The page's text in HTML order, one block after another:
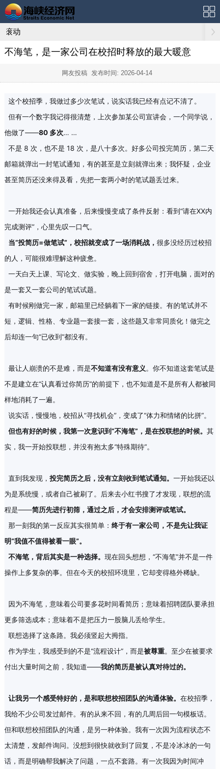
滚动
不海笔，是一家公司在校招时释放的最大暖意
网友投稿 发布时间: 2026-04-14
这个校招季，我做过多少次笔试，说实话我已经有点记不清了。
但有一个数字我记得很清楚，上次参加某公司宣讲会，一个同学说，
他做了——80 多次… …
不是 8 次，也不是 18 次，是八十多次。好多公司投完简历，第二天
邮箱就弹出一封笔试通知，有的甚至是立刻就弹出来；我怀疑，企业
甚至简历还没来得及看，先把一套两小时的笔试题丢过来。
一开始我还会认真准备，后来慢慢变成了条件反射：看到“请在XX内
完成测评”，心里先叹一口气。
当“投简历=做笔试”， 校招就变成了一场消耗战， 很多没经历过校招
的人，可能很难理解这种疲惫。
一天白天上课、写论文、做实验，晚上回到宿舍，打开电脑，面对的
是一套又一套公司的笔试试题。
有时候刚做完一家，邮箱里已经躺着下一家的链接。有的笔试并不
短，逻辑、性格、专业题一套接一套，这些题又非常同质化！做完之
后却连一句“已收到”都没有。
最让人崩溃的不是难，而是不知道有没有意义。你不知道这套笔试是
不是建立在“认真看过你简历”的前提下，也不知道是不是所有人都被同
样地消耗了一遍。
说实话，慢慢地，校招从“寻找机会”，变成了“体力和情绪的比拼”。
但也有好的时候， 我第一次意识到“不海笔”，是在投联想的时候。 其
实，我一开始投联想，并没有抱太多“特殊期待”。
直到我发现， 投完简历之后，没有立刻收到笔试通知。 一开始我还以
为是系统慢，或者自己被刷了。后来去小红书搜了才发现，联想的流
程是——简历先进行初筛，通过之后，才会安排测评或笔试。
那一刻我的第一反应其实很简单： 终于有一家公司，不是先让我证
明“我值不值得被看一眼”。
不海笔，背后其实是一种选择。 现在回头想想，“不海笔”并不是一件
操作上多复杂的事。但在今天的校招环境里，它却变得格外稀缺。
因为不海笔，意味着公司要多花时间看简历；意味着招聘团队要承担
更多筛选成本；意味着不是把压力一股脑儿丢给学生。
联想选择了这条路。我必须竖起大拇指。
作为学生，我感受到的不是“流程设计”，而是被尊重。至少在被要求
付出大量时间之前，我知道——我的简历是被认真对待过的。
让我另一个感受特好的， 是和联想校招团队的沟通体验。 在校招季，
我给不少公司发过邮件。有的从来不回，有的几周后回一句模板话。
但和联想校招团队的沟通，是另一种体验。我有一次因为流程状态不
太清楚，发邮件询问。没想到很快就收到了回复，不是冷冰冰的一句
话，而是明确帮我解决了问题，一点不套路。有一次我因为时间冲